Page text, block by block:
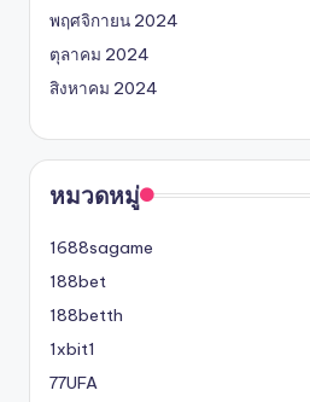
พฤศจิกายน 2024
ตุลาคม 2024
สิงหาคม 2024
หมวดหมู่
1688sagame
188bet
188betth
1xbit1
77UFA